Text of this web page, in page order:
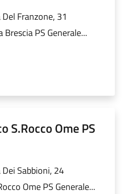
Del Franzone, 31
Brescia PS Generale...
S.Rocco Ome PS
Dei Sabbioni, 24
Ome PS Generale...